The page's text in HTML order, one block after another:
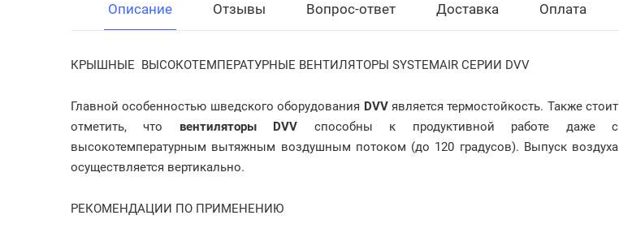
Описание Отзывы Вопрос-ответ Доставка Оплата
КРЫШНЫЕ ВЫСОКОТЕМПЕРАТУРНЫЕ ВЕНТИЛЯТОРЫ SYSTEMAIR СЕРИИ DVV
Главной особенностью шведского оборудования DVVявляется термостойкость. Также стоит
отметить, что вентиляторы DVV способны к продуктивной работе даже с
высокотемпературным вытяжным воздушным потоком (до 120 градусов). Выпуск воздуха
осуществляется вертикально.
РЕКОМЕНДАЦИИ ПО ПРИМЕНЕНИЮ